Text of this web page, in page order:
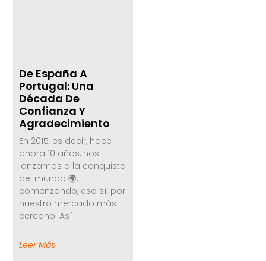
De España A
Portugal: Una
Década De
Confianza Y
Agradecimiento
En 2015, es decir, hace
ahora 10 años, nos
lanzamos a la conquista
del mundo 🌍,
comenzando, eso sí, por
nuestro mercado más
cercano. Así
Leer Más